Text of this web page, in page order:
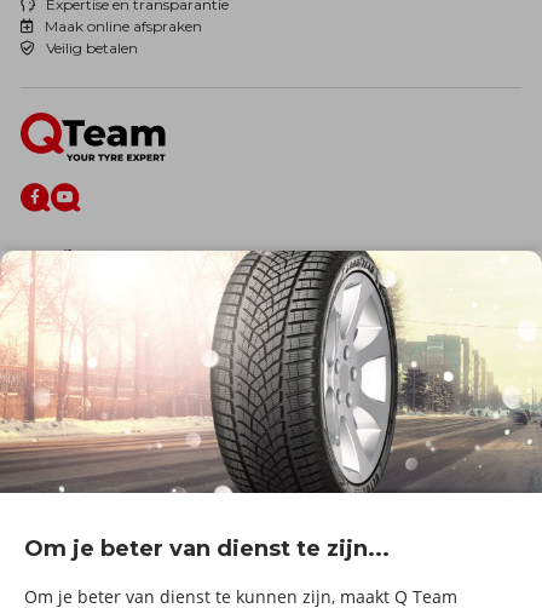
Om je beter van dienst te zijn...
Om je beter van dienst te kunnen zijn, maakt Q Team
Expertise en transparantie
Maak online afspraken
Veilig betalen
De firma
Wie zijn wij?
Blog
Onze dienstverlening
Banden
Velgen
Diensten
Afspraak Maken
Informatie over
Professionele voertuigen
B2Bassistance
Werken bij QTeam